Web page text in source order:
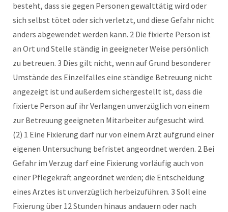
besteht, dass sie gegen Personen gewalttätig wird oder
sich selbst tötet oder sich verletzt, und diese Gefahr nicht
anders abgewendet werden kann. 2 Die fixierte Person ist
an Ort und Stelle ständig in geeigneter Weise persönlich
zu betreuen. 3 Dies gilt nicht, wenn auf Grund besonderer
Umstände des Einzelfalles eine ständige Betreuung nicht
angezeigt ist und außerdem sichergestellt ist, dass die
fixierte Person auf ihr Verlangen unverzüglich von einem
zur Betreuung geeigneten Mitarbeiter aufgesucht wird.
(2) 1 Eine Fixierung darf nur von einem Arzt aufgrund einer
eigenen Untersuchung befristet angeordnet werden. 2 Bei
Gefahr im Verzug darf eine Fixierung vorläufig auch von
einer Pflegekraft angeordnet werden; die Entscheidung
eines Arztes ist unverzüglich herbeizuführen. 3 Soll eine
Fixierung über 12 Stunden hinaus andauern oder nach